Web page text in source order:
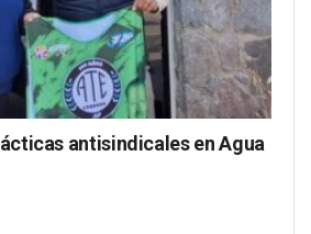
antisindicales en Agua